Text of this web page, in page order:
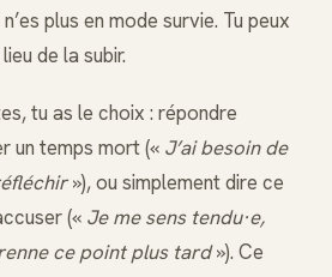
n’es plus en mode survie. Tu peux
de la subir.
tu as le choix : répondre
un temps mort (« J’ai besoin de
»), ou simplement dire ce
(« Je me sens tendu·e,
ce point plus tard»). Ce